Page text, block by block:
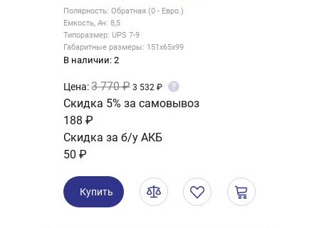
Полярность: Обратная (0 - Евро.)
Емкость, Ач: 8,5
Типоразмер: UPS 7-9
Габаритные размеры: 151x65x99
В наличии: 2
Цена:3 770 ₽ 3 532 ₽ ?
Скидка 5% за самовывоз
188 ₽
Скидка за б/у АКБ
50 ₽
Купить